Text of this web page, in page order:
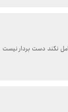
نکند دست بردار نیست